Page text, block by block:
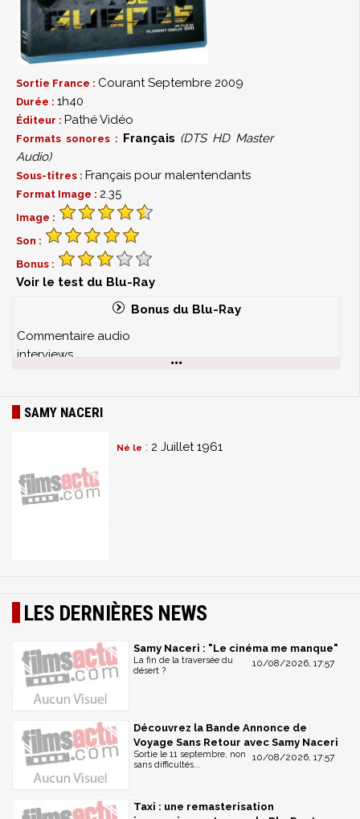
Sortie France : Courant Septembre 2009
Durée : 1h40
Éditeur : Pathé Vidéo
Formats sonores : Français (DTS HD Master
Audio)
Sous-titres : Français pour malentendants
Format Image : 2.35
Image :
Son :
Bonus :
Voir le test du Blu-Ray
Bonus du Blu-Ray
Commentaire audio
interviews
scènes coupées
SAMY NACERI
Né le : 2 Juillet 1961
LES DERNIÈRES NEWS
Samy Naceri : "Le cinéma me manque"
10/08/2026, 17:57
La fin de la traversée du
désert ?
Découvrez la Bande Annonce de
Voyage Sans Retour avec Samy Naceri
10/08/2026, 17:57
Sortie le 11 septembre, non
sans difficultés...
Taxi : une remasterisation